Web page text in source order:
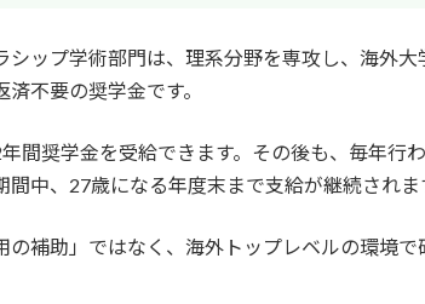
シップ学術部門は、理系分野を専攻し、海外
不要の奨学金です。
間奨学金を受給できます。その後も、毎年行
間中、27歳になる年度末まで支給が継続されま
の補助」ではなく、海外トップレベルの環境